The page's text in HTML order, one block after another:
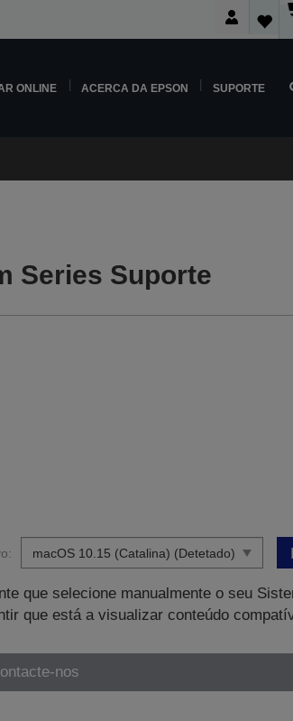
ONLINE ACERCA DA EPSON SUPORTE
Series Suporte
que selecione manualmente o seu
que está a visualizar conteúdo
nos